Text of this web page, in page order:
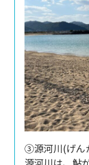
③源河川(げん